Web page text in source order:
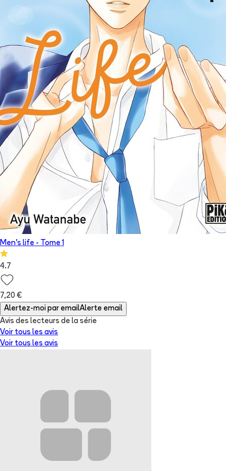
Men's life - Tome 1
4.7
7,20 €
Alertez-moi par emailAlerte email
Avis des lecteurs de la série
Voir tous les avis
Voir tous les avis